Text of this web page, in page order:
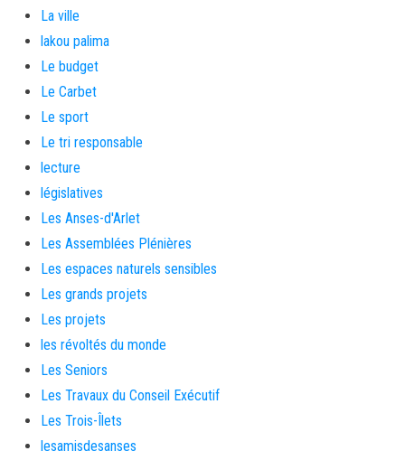
La ville
lakou palima
Le budget
Le Carbet
Le sport
Le tri responsable
lecture
législatives
Les Anses-d'Arlet
Les Assemblées Plénières
Les espaces naturels sensibles
Les grands projets
Les projets
les révoltés du monde
Les Seniors
Les Travaux du Conseil Exécutif
Les Trois-Îlets
lesamisdesanses